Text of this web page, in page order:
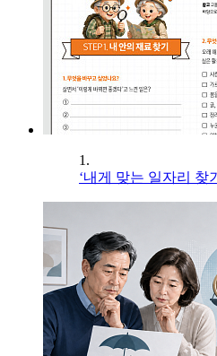
1.
‘내게 맞는 일자리 찾